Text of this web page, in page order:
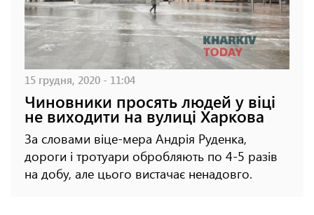
15 грудня, 2020 - 11:04
Чиновники просять людей у віці
не виходити на вулиці Харкова
За словами віце-мера Андрія Руденка,
дороги і тротуари обробляють по 4-5 разів
на добу, але цього вистачає ненадовго.